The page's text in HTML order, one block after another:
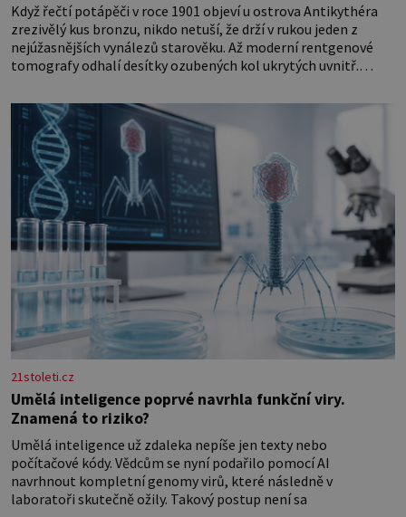
Když řečtí potápěči v roce 1901 objeví u ostrova Antikythéra
zrezivělý kus bronzu, nikdo netuší, že drží v rukou jeden z
nejúžasnějších vynálezů starověku. Až moderní rentgenové
tomografy odhalí desítky ozubených kol ukrytých uvnitř.
známý analogový počítač na světě. Přesto ani po více než sto
letech výzkumu
21stoleti.cz
Umělá inteligence poprvé navrhla funkční viry.
Znamená to riziko?
Umělá inteligence už zdaleka nepíše jen texty nebo
počítačové kódy. Vědcům se nyní podařilo pomocí AI
navrhnout kompletní genomy virů, které následně v
laboratoři skutečně ožily. Takový postup není sa